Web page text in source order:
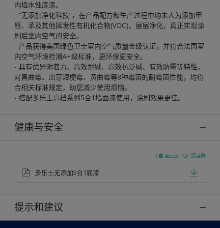
内墙水性底漆。
- “无添加净化科技”，在产品配方和生产过程中均未人为添加甲
醛、苯及其他挥发性有机化合物(VOC)。层层净化，真正实现涂
刷后室内空气的安全。
- 产品获得美国绿色卫士室内空气质量金级认证，并符合法国室
内空气环境检测A+级标准，更环保更安全。
- 具有优异附着力、高效耐碱、高效抗泛碱、有效防霉等特性，
对黑曲霉、出芽短梗霉、黄曲霉等8种霉菌的耐霉菌性能，均符
合相关标准规定，助您减少使用烦恼。
- 搭配多乐士高档系列5合1墙面漆使用，涂刷效果更佳。
健康与安全
下载 Adobe PDF 阅读器
多乐士无添加5合1底漆
提示和建议